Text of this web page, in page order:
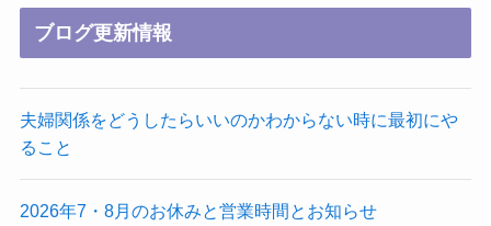
ブログ更新情報
夫婦関係をどうしたらいいのかわからない時に最初にや
ること
2026年7・8月のお休みと営業時間とお知らせ